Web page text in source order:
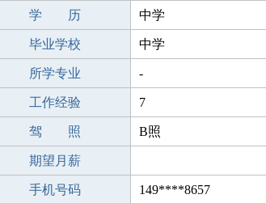
学 历 中学
毕业学校 中学
所学专业 -
工作经验 7
驾 照 B照
期望月薪
手机号码 149****8657